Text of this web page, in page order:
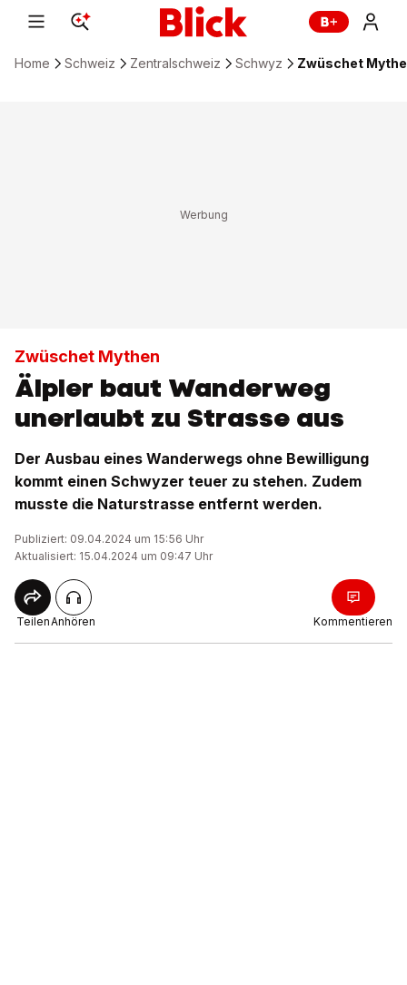
Home Schweiz Zentralschweiz Schwyz Zwüschet
Zwüschet Mythen
Älpler baut Wanderweg
unerlaubt zu Strasse aus
Der Ausbau eines Wanderwegs ohne Bewilligung
kommt einen Schwyzer teuer zu stehen. Zudem
musste die Naturstrasse entfernt werden.
Publiziert: 09.04.2024 um 15:56 Uhr
Aktualisiert: 15.04.2024 um 09:47 Uhr
TeilenAnhören Kommentieren